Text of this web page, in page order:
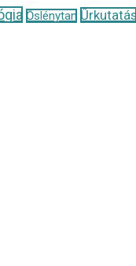
Őslénytan Űrkutatás